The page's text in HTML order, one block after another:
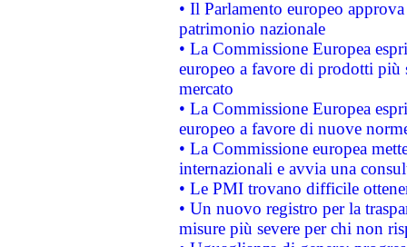
• Il Parlamento europeo
patrimonio nazionale
• La Commissione Europea
europeo a favore di prodotti
mercato
• La Commissione Europea
europeo a favore di nuove
• La Commissione europea
internazionali e avvia una
• Le PMI trovano difficile
• Un nuovo registro per la
misure più severe per chi non